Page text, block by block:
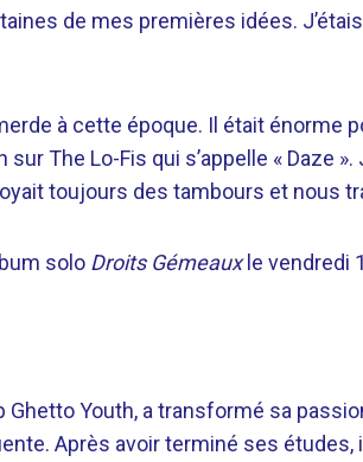
de mes premières idées. J’étais
à cette époque. Il était énorme
The Lo-Fis qui s’appelle « Daze
toujours des tambours et nous
solo Droits Gémeauxle vendredi
Ghetto Youth, a transformé sa
Après avoir terminé ses études,